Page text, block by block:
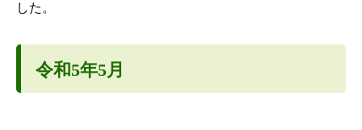
した。
令和5年5月